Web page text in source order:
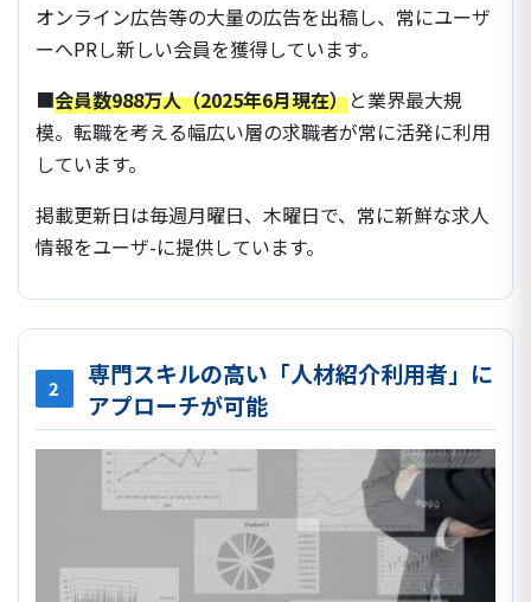
オンライン広告等の大量の広告を出稿し、常にユーザ
ーへPRし新しい会員を獲得しています。
■会員数988万人（2025年6月現在）と業界最大規
模。転職を考える幅広い層の求職者が常に活発に利用
しています。
掲載更新日は毎週月曜日、木曜日で、常に新鮮な求人
情報をユーザ-に提供しています。
2
専門スキルの高い「人材紹介利用者」に
アプローチが可能